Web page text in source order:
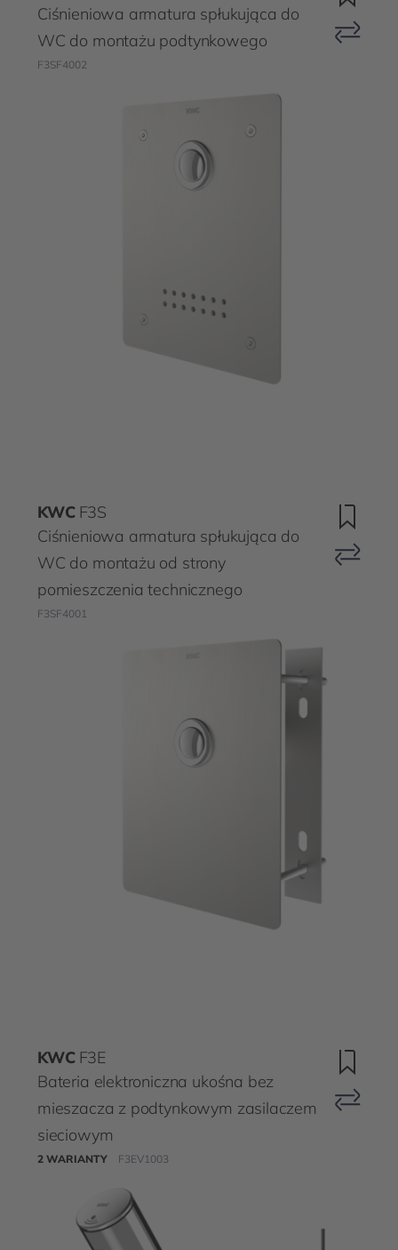
Ciśnieniowa armatura spłukująca do
WC do montażu podtynkowego
F3SF4002
KWC F3S
Ciśnieniowa armatura spłukująca do
WC do montażu od strony
pomieszczenia technicznego
F3SF4001
KWC F3E
Bateria elektroniczna ukośna bez
mieszacza z podtynkowym zasilaczem
sieciowym
2 WARIANTY F3EV1003